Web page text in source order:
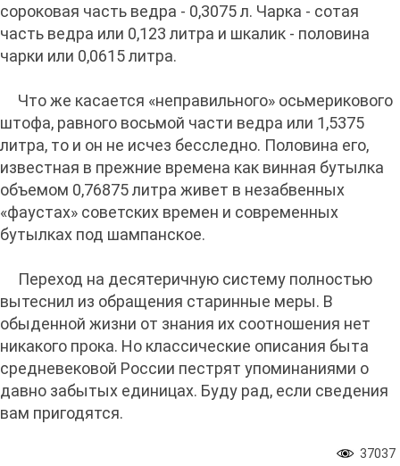
сороковая часть ведра - 0,3075 л. Чарка - сотая
часть ведра или 0,123 литра и шкалик - половина
чарки или 0,0615 литра.
Что же касается «неправильного» осьмерикового
штофа, равного восьмой части ведра или 1,5375
литра, то и он не исчез бесследно. Половина его,
известная в прежние времена как винная бутылка
объемом 0,76875 литра живет в незабвенных
«фаустах» советских времен и современных
бутылках под шампанское.
Переход на десятеричную систему полностью
вытеснил из обращения старинные меры. В
обыденной жизни от знания их соотношения нет
никакого прока. Но классические описания быта
средневековой России пестрят упоминаниями о
давно забытых единицах. Буду рад, если сведения
вам пригодятся.
37037